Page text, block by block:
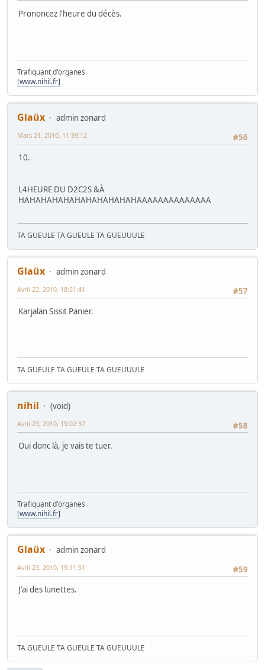
Prononcez l'heure du décès.
Trafiquant d'organes
[www.nihil.fr]
Glaüx
admin zonard
#56
Mars 21, 2010, 11:39:12
10.
L4HEURE DU D2C2S &À
HAHAHAHAHAHAHAHAHAHAHAAAAAAAAAAAAAA
TA GUEULE TA GUEULE TA GUEUUULE
Glaüx
admin zonard
#57
Avril 23, 2010, 18:51:41
Karjalan Sissit Panier.
TA GUEULE TA GUEULE TA GUEUUULE
nihil
(void)
#58
Avril 23, 2010, 19:02:37
Oui donc là, je vais te tuer.
Trafiquant d'organes
[www.nihil.fr]
Glaüx
admin zonard
#59
Avril 23, 2010, 19:11:51
J'ai des lunettes.
TA GUEULE TA GUEULE TA GUEUUULE